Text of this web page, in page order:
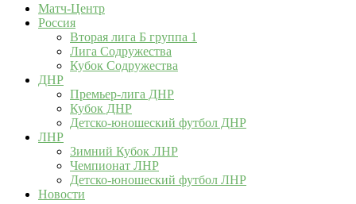
Матч-Центр
Россия
Вторая лига Б группа 1
Лига Содружества
Кубок Содружества
ДНР
Премьер-лига ДНР
Кубок ДНР
Детско-юношеский футбол ДНР
ЛНР
Зимний Кубок ЛНР
Чемпионат ЛНР
Детско-юношеский футбол ЛНР
Новости